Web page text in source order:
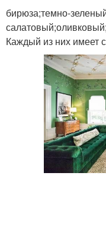
Любимые цветы
Значение в
Отдельные цвета
бирюза;темно-
Каждый из них имеет